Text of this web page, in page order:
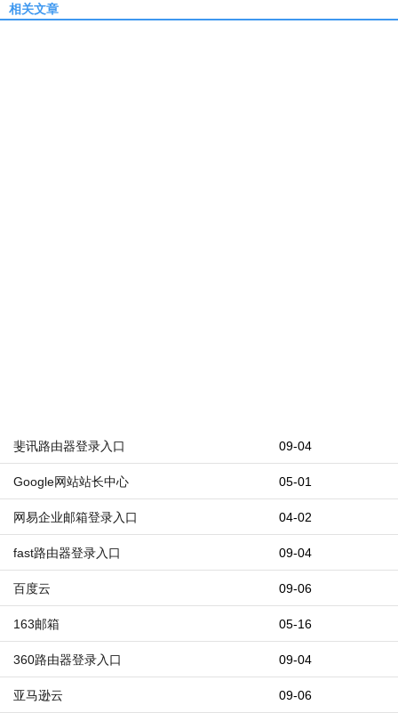
相关文章
09-04
斐讯路由器登录入口
05-01
Google网站站长中心
04-02
网易企业邮箱登录入口
09-04
fast路由器登录入口
09-06
百度云
05-16
163邮箱
09-04
360路由器登录入口
09-06
亚马逊云